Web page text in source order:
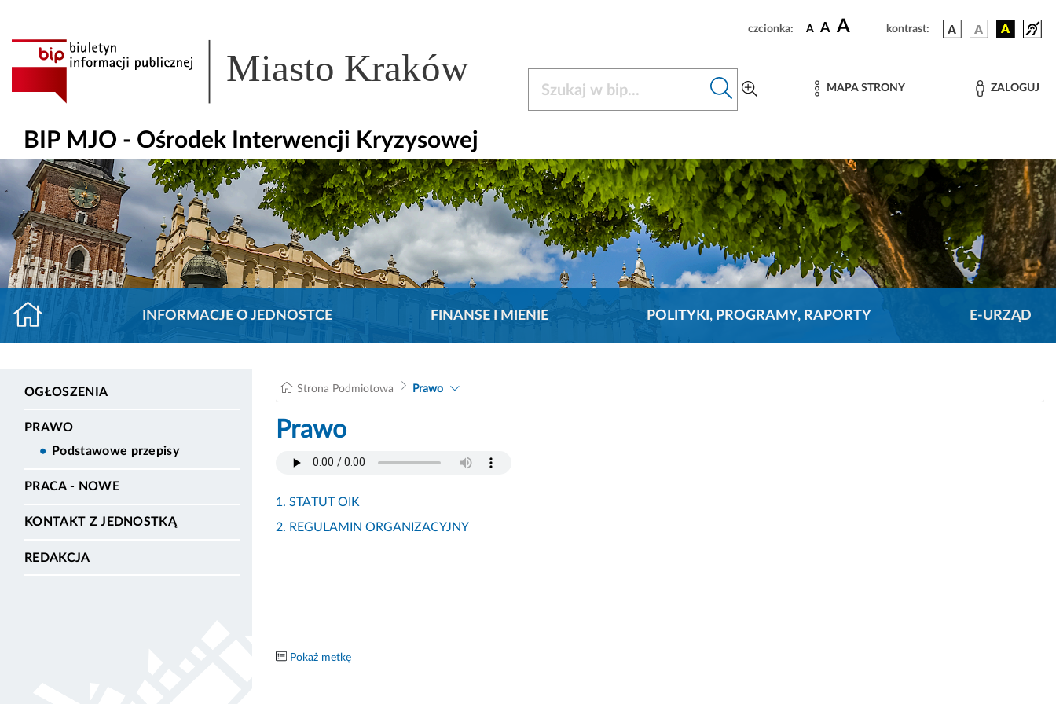
czcionka: A A A kontrast:
Miasto Kraków MAPA STRONY ZALOGUJ
BIP MJO - Ośrodek Interwencji Kryzysowej
INFORMACJE O JEDNOSTCE FINANSE I MIENIE POLITYKI, PROGRAMY, RAPORTY E-URZĄD
OGŁOSZENIA
PRAWO
Podstawowe przepisy
PRACA - NOWE
KONTAKT Z JEDNOSTKĄ
REDAKCJA
Strona Podmiotowa Prawo
Prawo
1. STATUT OIK
2. REGULAMIN ORGANIZACYJNY
Pokaż metkę